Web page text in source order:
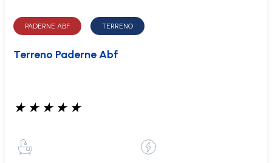
PADERNE ABF TERRENO
Terreno Paderne Abf
★ ★ ★ ★ ★